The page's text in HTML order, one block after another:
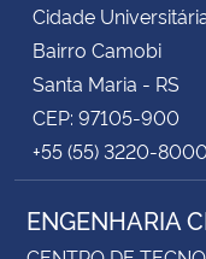
Cidade
Bairro Camobi
Santa Maria - RS
CEP: 97105-900
+55 (55) 3220-8000
ENGENHARIA